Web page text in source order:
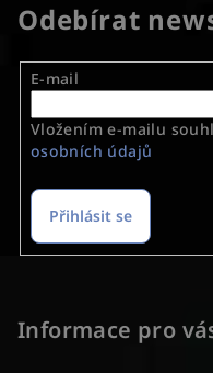
Odebírat
E-mail
Vložením e-mailu
osobních údajů
Přihlásit se
Informace pro